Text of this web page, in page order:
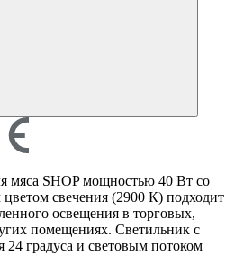
мяса SHOP мощностью 40 Вт со
свечения (2900 К) подходит
освещения в торговых,
помещениях. Светильник с
24 градуса и световым потоком